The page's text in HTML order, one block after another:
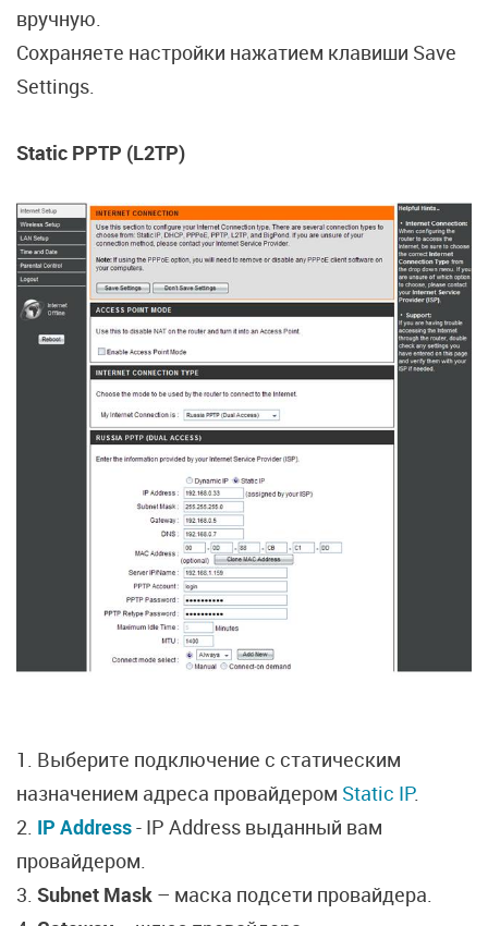
вручную.
Сохраняете настройки нажатием клавиши Save
Settings.
Static PPTP (L2TP)
1. Выберите подключение с статическим
назначением адреса провайдером Static IP.
2. IP Address- IP Address выданный вам
провайдером.
3. Subnet Mask – маска подсети провайдера.